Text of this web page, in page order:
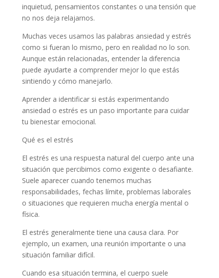
inquietud, pensamientos constantes o una tensión que
no nos deja relajarnos.
Muchas veces usamos las palabras ansiedad y estrés
como si fueran lo mismo, pero en realidad no lo son.
Aunque están relacionadas, entender la diferencia
puede ayudarte a comprender mejor lo que estás
sintiendo y cómo manejarlo.
Aprender a identificar si estás experimentando
ansiedad o estrés es un paso importante para cuidar
tu bienestar emocional.
Qué es el estrés
El estrés es una respuesta natural del cuerpo ante una
situación que percibimos como exigente o desafiante.
Suele aparecer cuando tenemos muchas
responsabilidades, fechas límite, problemas laborales
o situaciones que requieren mucha energía mental o
física.
El estrés generalmente tiene una causa clara. Por
ejemplo, un examen, una reunión importante o una
situación familiar difícil.
Cuando esa situación termina, el cuerpo suele